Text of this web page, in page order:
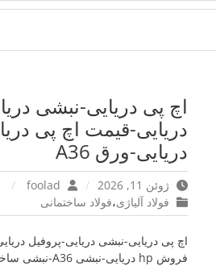
پرش فولاد آلیاژی-میلگرد آلیاژی-تسمه
اچ پی دریایی-نبشی
دریایی-ورق A36
ژوئن 11, 2026
فولاد آلیاژی،فولاد ساختمانی
اچ پی دریایی-نبشی دریایی-پروفیل
فروش hp دریایی-نبشی A36-نبشی ساختمانی